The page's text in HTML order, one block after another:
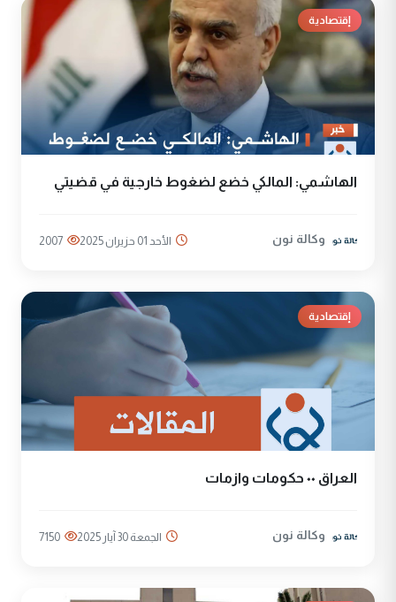
إقتصادية
الهاشمي: المالكي خضع لضغوط خارجية في قضيتي
وكالة نون الأحد 01 حزيران 2025 2007
إقتصادية
العراق ٠٠ حكومات وازمات
وكالة نون الجمعة 30 آيار 2025 7150